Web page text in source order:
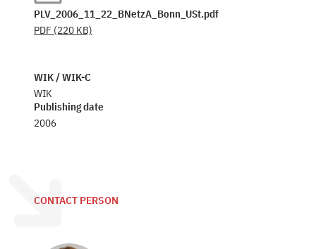
PLV_2006_11_22_BNetzA_Bonn_USt.pdf
PDF (220 KB)
WIK / WIK-C
WIK
Publishing date
2006
CONTACT PERSON